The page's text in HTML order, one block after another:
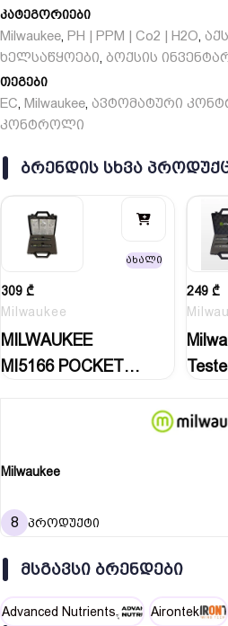
ამ EC კონტროლერს მოყვება
ნაკრები, ზონდის დამჭერის
კატეგორიები
Milwaukee, PH | PPM | Co2 | H2O,
ხელსაწყოები, ბოქსის
თეგები
EC, Milwaukee, ავტომატური
კონტროლი
ᲑᲠᲔᲜᲓᲘᲡ ᲡᲮᲕᲐ
ახალი
309 ₾
Milwaukee
MILWAUKEE
MI5166 POCKET
249 ₾
Milwaukee
8 პროდუქტი
ᲛᲡᲒᲐᲕᲡᲘ ᲑᲠᲔᲜᲓᲔᲑᲘ
Advanced Nutrients Airontek